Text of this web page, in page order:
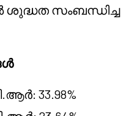
സംബന്ധിച്ച
33.98%